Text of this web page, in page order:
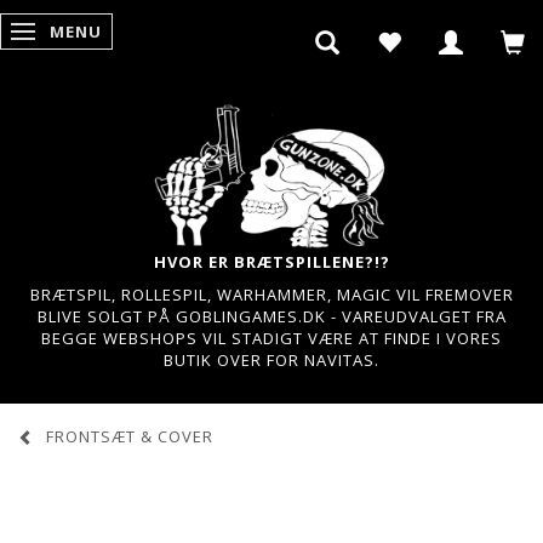
SKIFTE NAVIGATION
MENU
HVOR ER BRÆTSPILLENE?!?
BRÆTSPIL, ROLLESPIL, WARHAMMER, MAGIC VIL FREMOVER
BLIVE SOLGT PÅ GOBLINGAMES.DK - VAREUDVALGET FRA
BEGGE WEBSHOPS VIL STADIGT VÆRE AT FINDE I VORES
BUTIK OVER FOR NAVITAS.
FRONTSÆT & COVER